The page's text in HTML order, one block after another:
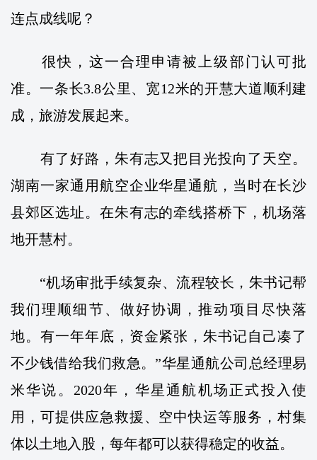
连点成线呢？
很快，这一合理申请被上级部门认可批
准。一条长3.8公里、宽12米的开慧大道顺利建
成，旅游发展起来。
有了好路，朱有志又把目光投向了天空。
湖南一家通用航空企业华星通航，当时在长沙
县郊区选址。在朱有志的牵线搭桥下，机场落
地开慧村。
“机场审批手续复杂、流程较长，朱书记帮
我们理顺细节、做好协调，推动项目尽快落
地。有一年年底，资金紧张，朱书记自己凑了
不少钱借给我们救急。”华星通航公司总经理易
米华说。2020年，华星通航机场正式投入使
用，可提供应急救援、空中快运等服务，村集
体以土地入股，每年都可以获得稳定的收益。